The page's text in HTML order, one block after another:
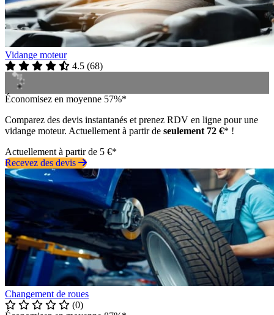
Vidange moteur
4.5 (68)
Économisez en moyenne 57%*
Comparez des devis instantanés et prenez RDV en ligne pour une
vidange moteur. Actuellement à partir de seulement 72 €* !
Actuellement à partir de 5 €*
Recevez des devis
Changement de roues
(0)